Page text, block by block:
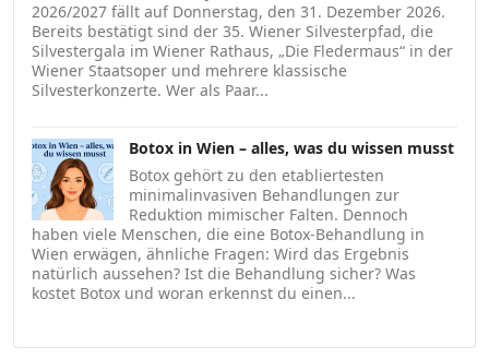
2026/2027 fällt auf Donnerstag, den 31. Dezember 2026.
Bereits bestätigt sind der 35. Wiener Silvesterpfad, die
Silvestergala im Wiener Rathaus, „Die Fledermaus“ in der
Wiener Staatsoper und mehrere klassische
Silvesterkonzerte. Wer als Paar...
Botox in Wien – alles, was du wissen musst
Botox gehört zu den etabliertesten
minimalinvasiven Behandlungen zur
Reduktion mimischer Falten. Dennoch
haben viele Menschen, die eine Botox-Behandlung in
Wien erwägen, ähnliche Fragen: Wird das Ergebnis
natürlich aussehen? Ist die Behandlung sicher? Was
kostet Botox und woran erkennst du einen...